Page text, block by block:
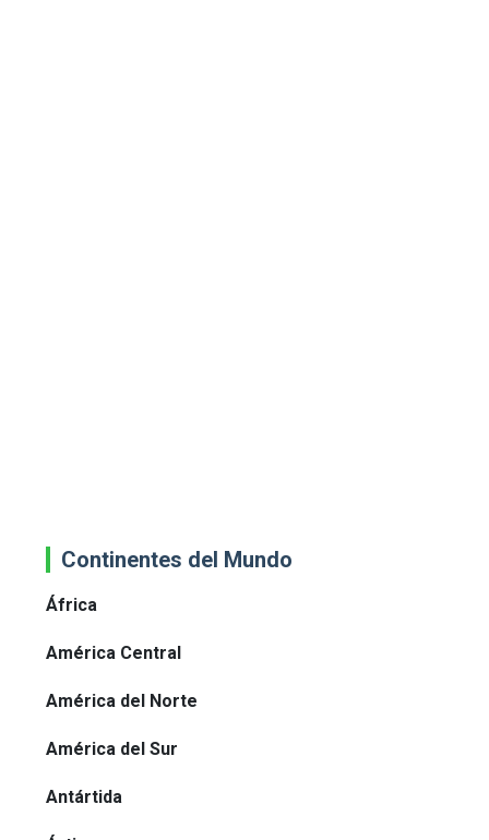
Continentes del Mundo
África
América Central
América del Norte
América del Sur
Antártida